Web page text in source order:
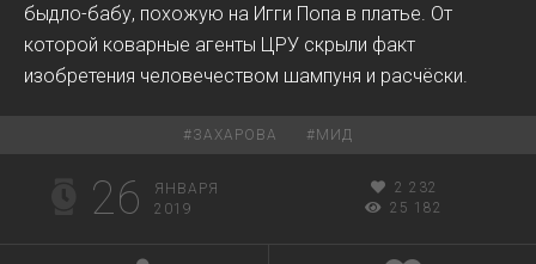
быдло-бабу, похожую на Игги Попа в платье. От
которой коварные агенты ЦРУ скрыли факт
изобретения человечеством шампуня и расчёски.
#ЗАХАРОВА # МИД
26
ЯНВАРЯ
2019
2 232
25 182